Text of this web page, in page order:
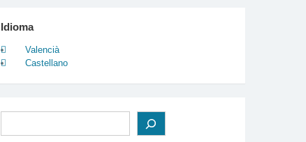
Idioma
Valencià
Castellano